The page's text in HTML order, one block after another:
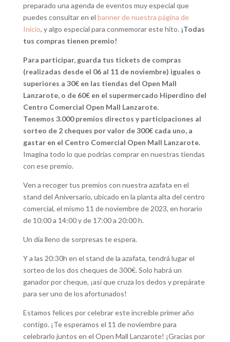
preparado una agenda de eventos muy especial que
puedes consultar en el banner de nuestra página de
Inicio, y algo especial para conmemorar este hito. ¡Todas
tus compras tienen premio!
Para participar, guarda tus tickets de compras
(realizadas desde el 06 al 11 de noviembre) iguales o
superiores a 30€ en las tiendas del Open Mall
Lanzarote, o de 60€ en el supermercado Hiperdino del
Centro Comercial Open Mall Lanzarote.
Tenemos 3.000 premios directos y participaciones al
sorteo de 2 cheques por valor de 300€ cada uno, a
gastar en el Centro Comercial Open Mall Lanzarote.
Imagina todo lo que podrías comprar en nuestras tiendas
con ese premio.
Ven a recoger tus premios con nuestra azafata en el
stand del Aniversario, ubicado en la planta alta del centro
comercial, el mismo 11 de noviembre de 2023, en horario
de 10:00 a 14:00 y de 17:00 a 20:00 h.
Un día lleno de sorpresas te espera.
Y a las 20:30h en el stand de la azafata, tendrá lugar el
sorteo de los dos cheques de 300€. Solo habrá un
ganador por cheque, ¡así que cruza los dedos y prepárate
para ser uno de los afortunados!
Estamos felices por celebrar este increíble primer año
contigo. ¡Te esperamos el 11 de noviembre para
celebrarlo juntos en el Open Mall Lanzarote! ¡Gracias por